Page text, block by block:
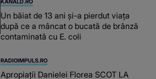
Un băiat de 13 ani și-a pierdut viața
după ce a mâncat o bucată de brânză
contaminată cu E. coli
RADIOIMPULS.RO
Apropiații Danielei Florea SCOT LA